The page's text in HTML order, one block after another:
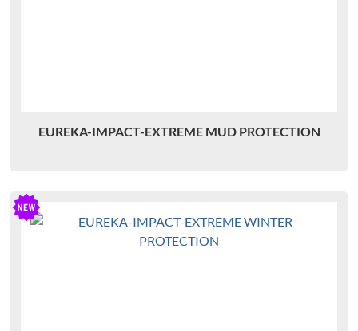
EUREKA-IMPACT-EXTREME MUD PROTECTION